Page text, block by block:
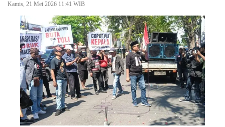
Kamis, 21 Mei 2026 11:41 WIB